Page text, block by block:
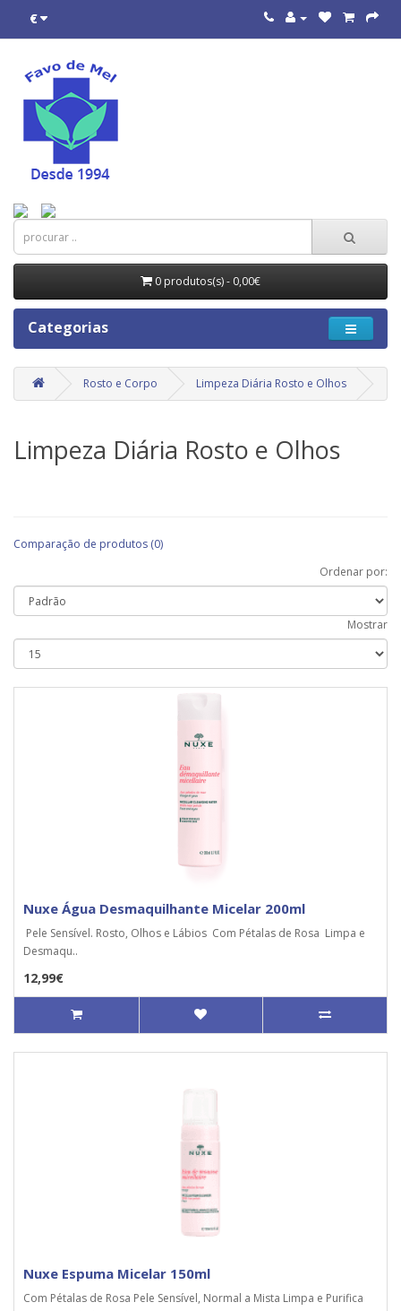
€
0 produtos(s) - 0,00€
Categorias
Rosto e Corpo Limpeza Diária Rosto e Olhos
Limpeza Diária Rosto e Olhos
Comparação de produtos (0)
Ordenar por:
Mostrar
Nuxe Água Desmaquilhante Micelar 200ml
Pele Sensível. Rosto, Olhos e Lábios Com Pétalas de Rosa Limpa e
Desmaqu..
12,99€
Nuxe Espuma Micelar 150ml
Com Pétalas de Rosa Pele Sensível, Normal a Mista Limpa e Purifica